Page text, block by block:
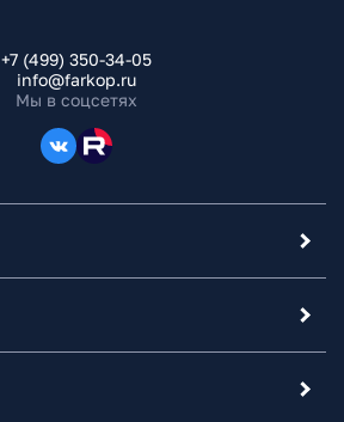
+7 (499) 350-34-05
info@farkop.ru
Мы в соцсетях